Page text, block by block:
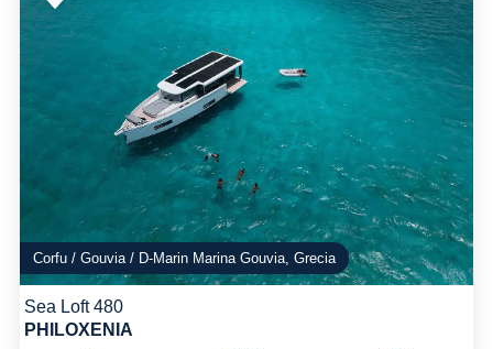
Corfu / Gouvia / D-Marin Marina Gouvia, Grecia
Sea Loft 480
PHILOXENIA